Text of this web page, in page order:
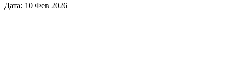
Дата: 10 Фев 2026